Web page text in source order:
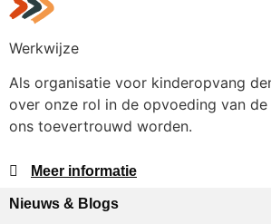
Werkwijze
Als organisatie voor kinderopvang
over onze rol in de opvoeding van
ons toevertrouwd worden.
Meer informatie
Nieuws & Blogs